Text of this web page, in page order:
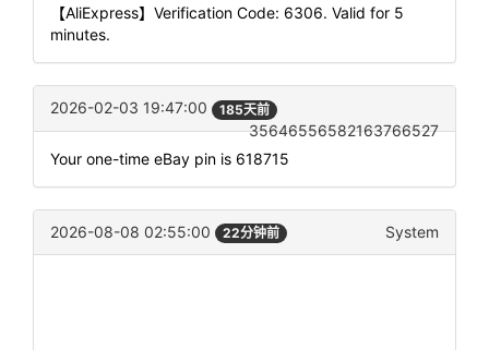
【AliExpress】Verification Code: 6306. Valid for 5
minutes.
2026-02-03 19:47:00 185天前
35646556582163766527
Your one-time eBay pin is 618715
2026-08-08 02:55:00 22分钟前 System